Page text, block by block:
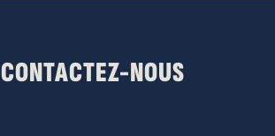
CONTACTEZ-NOUS